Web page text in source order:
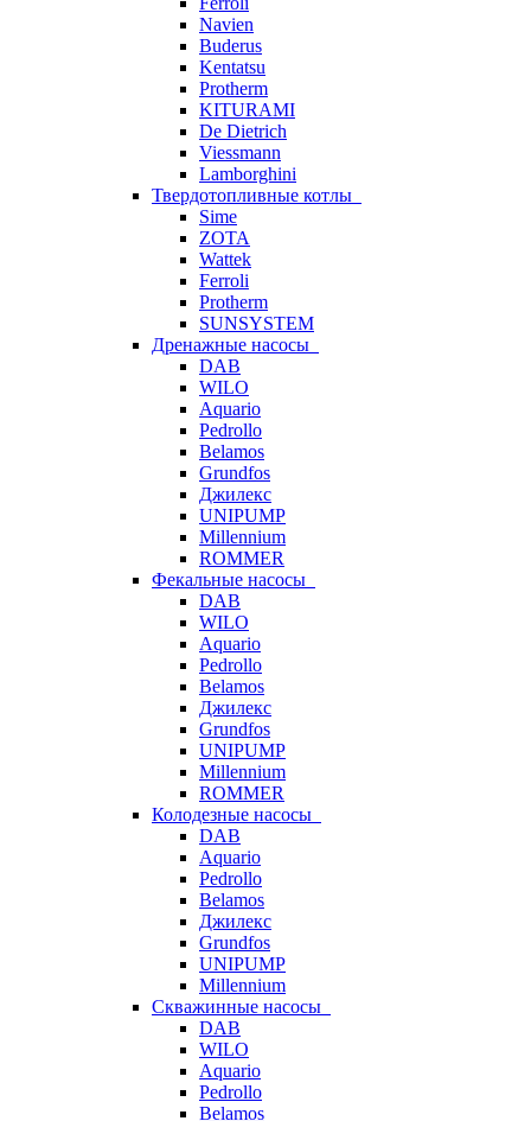
Navien
Buderus
Kentatsu
Protherm
KITURAMI
De Dietrich
Viessmann
Lamborghini
Твердотопливные котлы
Sime
ZOTA
Wattek
Ferroli
Protherm
SUNSYSTEM
Дренажные насосы
DAB
WILO
Aquario
Pedrollo
Belamos
Grundfos
Джилекс
UNIPUMP
Millennium
ROMMER
Фекальные насосы
DAB
WILO
Aquario
Pedrollo
Belamos
Джилекс
Grundfos
UNIPUMP
Millennium
ROMMER
Колодезные насосы
DAB
Aquario
Pedrollo
Belamos
Джилекс
Grundfos
UNIPUMP
Millennium
Скважинные насосы
DAB
WILO
Aquario
Pedrollo
Belamos